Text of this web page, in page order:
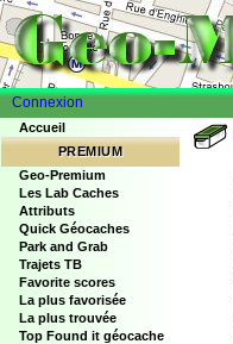
Connexion
Accueil
PREMIUM
Geo-Premium
Les Lab Caches
Attributs
Quick Géocaches
Park and Grab
Trajets TB
Favorite scores
La plus favorisée
La plus trouvée
Top Found it géocache